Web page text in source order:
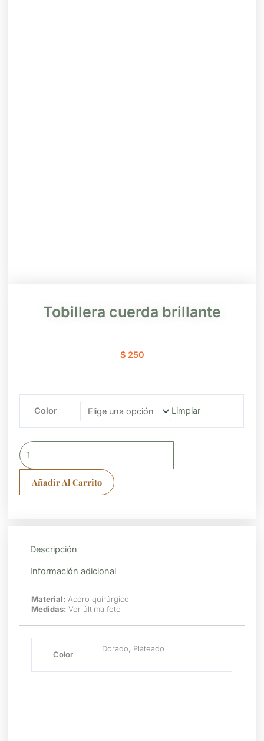
Tobillera cuerda brillante
$250
Color Limpiar
cuerda
brillante
cantidad
Añadir Al Carrito
Descripción
Información adicional
Material: Acero quirúrgico
Medidas: Ver última foto
Color
Dorado, Plateado